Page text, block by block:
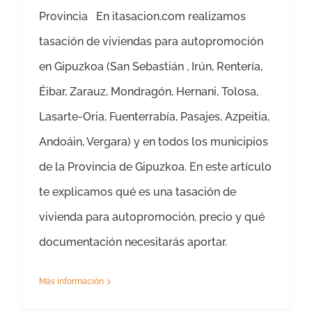
Provincia En itasacion.com realizamos
tasación de viviendas para autopromoción
en Gipuzkoa (San Sebastián , Irún, Rentería,
Éibar, Zarauz, Mondragón, Hernani, Tolosa,
Lasarte-Oria, Fuenterrabía, Pasajes, Azpeitia,
Andoáin, Vergara) y en todos los municipios
de la Provincia de Gipuzkoa. En este artículo
te explicamos qué es una tasación de
vivienda para autopromoción, precio y qué
documentación necesitarás aportar.
Más información